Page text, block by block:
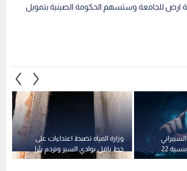
للجامعة وستسهم الحكومة الصينية بتمويل
وزارة المياه تضبط اعتداءات على
خط ناقل بوادي السير وتردم بئرا
في معان
يرصد ارتفاع الحوادث بنسبة 22
2026